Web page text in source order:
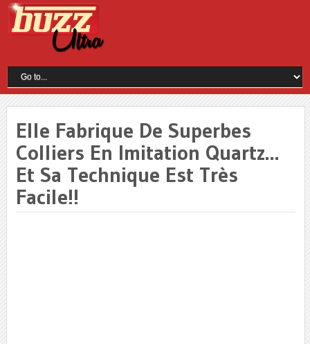
Elle Fabrique De Superbes
Colliers En Imitation Quartz…
Et Sa Technique Est Très
Facile!!